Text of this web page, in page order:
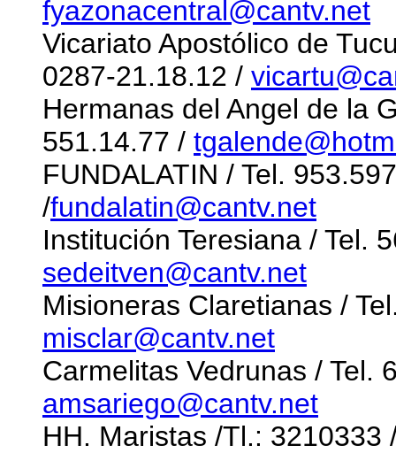
fyazonacentral@cantv.net
Vicariato Apostólico de
0287-21.18.12 /
Hermanas del Angel de la
551.14.77 /
FUNDALATIN / Tel.
/fundalatin@cantv.net
Institución Teresiana / Tel.
sedeitven@cantv.net
Misioneras Claretianas /
misclar@cantv.net
Carmelitas Vedrunas / Tel.
amsariego@cantv.net
HH. Maristas /Tl.: 3210333